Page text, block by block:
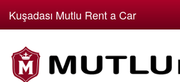
Kuşadası Mutlu Rent a Car